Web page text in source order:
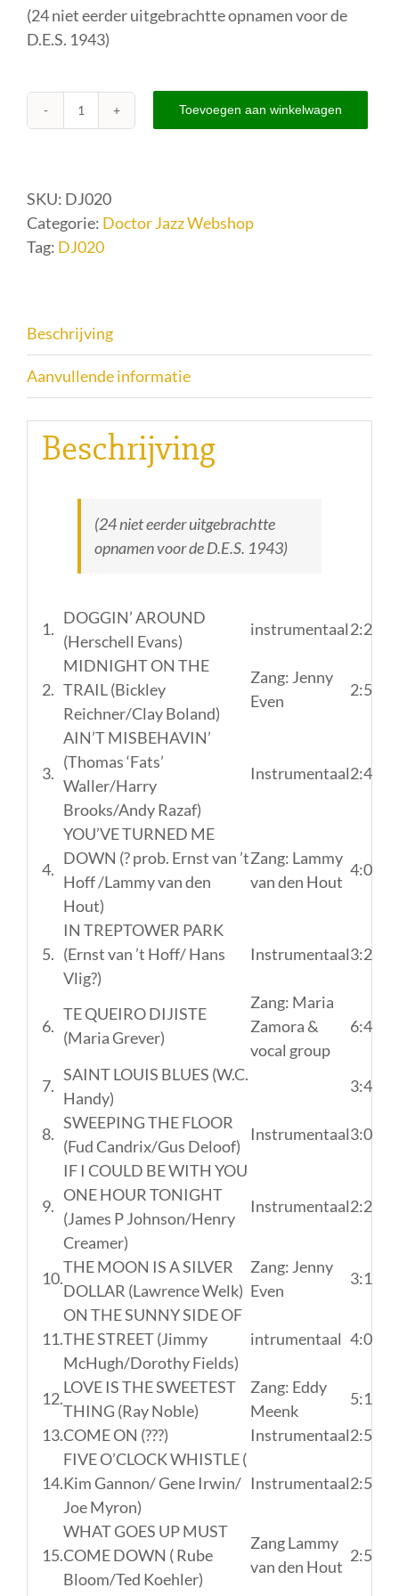
€ 17,95.€ 12,99.
(24 niet eerder uitgebrachtte opnamen voor de
D.E.S. 1943)
DJ020
van
't
Hoff
(1943)
aantal
Toevoegen aan winkelwagen
SKU: DJ020
Categorie: Doctor Jazz Webshop
Tag: DJ020
Beschrijving
Aanvullende informatie
Beschrijving
(24 niet eerder uitgebrachtte
opnamen voor de D.E.S. 1943)
1.
DOGGIN’ AROUND
(Herschell Evans)
instrumentaal2:26
2.
MIDNIGHT ON THE
TRAIL (Bickley
Reichner/Clay Boland)
Zang: Jenny
Even
2:52
3.
AIN’T MISBEHAVIN’
(Thomas ‘Fats’
Waller/Harry
Brooks/Andy Razaf)
Instrumentaal2:49
4.
YOU’VE TURNED ME
DOWN (? prob. Ernst van ’t
Hoff /Lammy van den
Hout)
Zang: Lammy
van den Hout
4:03
5.
IN TREPTOWER PARK
(Ernst van ’t Hoff/ Hans
Vlig?)
Instrumentaal3:28
6.
TE QUEIRO DIJISTE
(Maria Grever)
Zang: Maria
Zamora &
vocal group
6:41
7.
SAINT LOUIS BLUES (W.C.
Handy)
3:45
8.
SWEEPING THE FLOOR
(Fud Candrix/Gus Deloof)
Instrumentaal3:07
9.
IF I COULD BE WITH YOU
ONE HOUR TONIGHT
(James P Johnson/Henry
Creamer)
Instrumentaal2:25
10.
THE MOON IS A SILVER
DOLLAR (Lawrence Welk)
Zang: Jenny
Even
3:18
11.
ON THE SUNNY SIDE OF
THE STREET (Jimmy
McHugh/Dorothy Fields)
intrumentaal 4:08
12.
LOVE IS THE SWEETEST
THING (Ray Noble)
Zang: Eddy
Meenk
5:11
13.COME ON (???) Instrumentaal2:53
14.
FIVE O’CLOCK WHISTLE (
Kim Gannon/ Gene Irwin/
Joe Myron)
Instrumentaal2:54
15.
WHAT GOES UP MUST
COME DOWN ( Rube
Bloom/Ted Koehler)
Zang Lammy
van den Hout
2:55